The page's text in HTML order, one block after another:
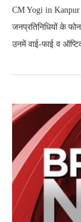
CM Yogi in Kanpur
जनप्रतिनिधियों के
उनमें वाई-फाई व